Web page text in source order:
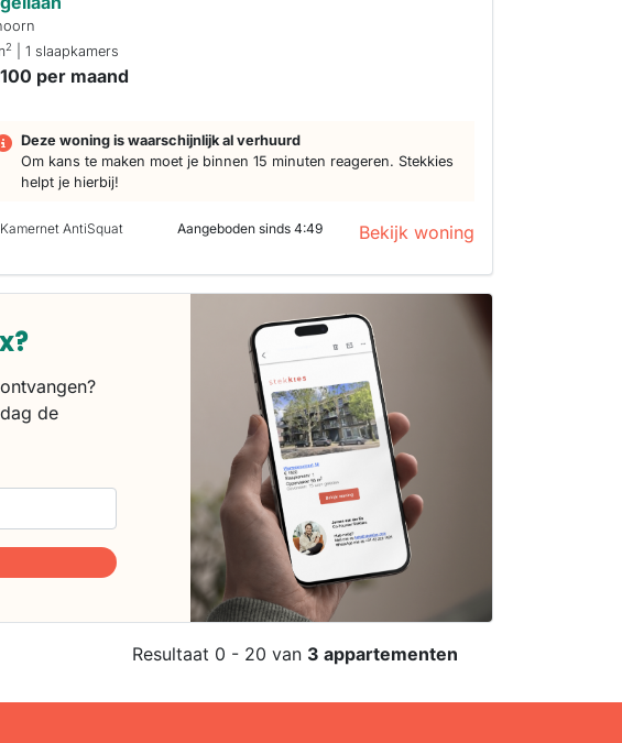
2 | 1 slaapkamers
per maand
Deze woning is waarschijnlijk al verhuurd
Om kans te maken moet je binnen 15 minuten reageren. Stekkies
helpt je hierbij!
AntiSquat Aangeboden sinds 4:49 Bekijk woning
de
Resultaat 0 - 20 van 3 appartementen